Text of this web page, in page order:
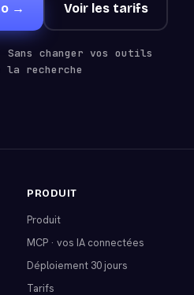
→ Voir les tarifs
Sans changer vos outils
la recherche
PRODUIT
Produit
MCP · vos IA connectées
Déploiement 30 jours
Tarifs